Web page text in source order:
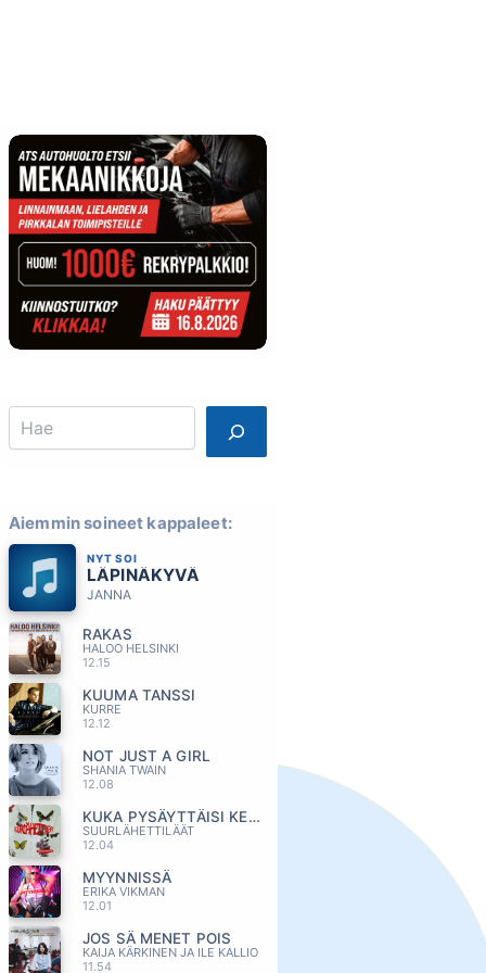
Search
Aiemmin soineet kappaleet:
NYT SOI
LÄPINÄKYVÄ
JANNA
RAKAS
HALOO HELSINKI
12.15
KUUMA TANSSI
KURRE
12.12
NOT JUST A GIRL
SHANIA TWAIN
12.08
KUKA PYSÄYTTÄISI KELLOT
SUURLÄHETTILÄÄT
12.04
MYYNNISSÄ
ERIKA VIKMAN
12.01
JOS SÄ MENET POIS
KAIJA KÄRKINEN JA ILE KALLIO
11.54